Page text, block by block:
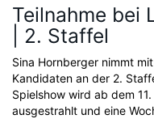
Teilnahme bei
| 2. Staffel
Sina Hornberger nimmt
Kandidaten an der 2.
Spielshow wird ab dem
ausgestrahlt und eine